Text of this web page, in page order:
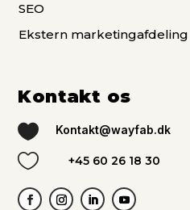
SEO
Ekstern marketingafdeling
Kontakt os
 Kontakt@wayfab.dk
 +45 60 26 18 30